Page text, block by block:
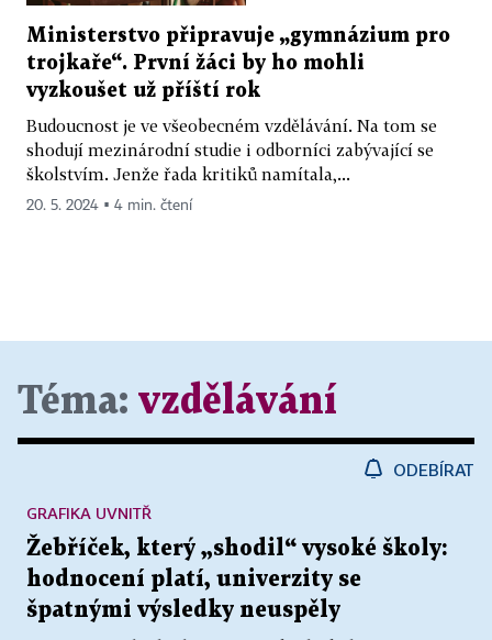
Ministerstvo připravuje „gymnázium pro
trojkaře“. První žáci by ho mohli
vyzkoušet už příští rok
Budoucnost je ve všeobecném vzdělávání. Na tom se
shodují mezinárodní studie i odborníci zabývající se
školstvím. Jenže řada kritiků namítala,...
20. 5. 2024 ▪ 4 min. čtení
Téma: vzdělávání
ODEBÍRAT
Žebříček, který „shodil“ vysoké školy:
hodnocení platí, univerzity se
špatnými výsledky neuspěly
GRAFIKA UVNITŘ